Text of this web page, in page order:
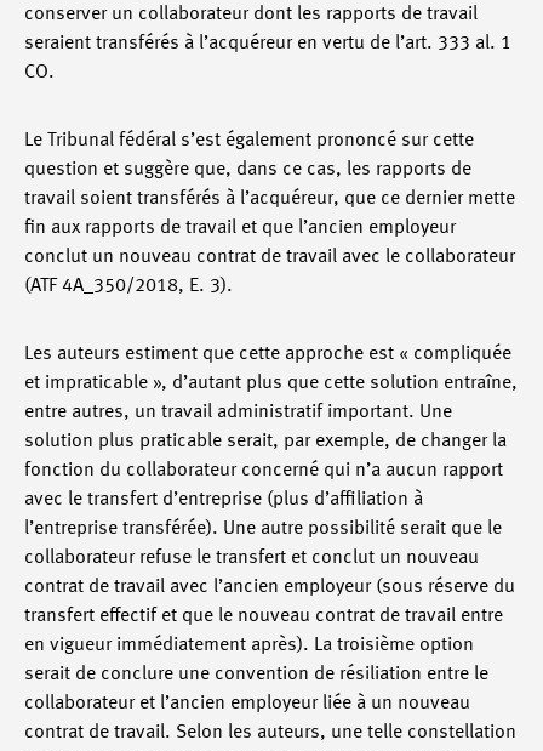
conserver un collaborateur dont les rapports de travail
seraient transférés à l’acquéreur en vertu de l’art. 333 al. 1
CO.
Le Tribunal fédéral s’est également prononcé sur cette
question et suggère que, dans ce cas, les rapports de
travail soient transférés à l’acquéreur, que ce dernier mette
fin aux rapports de travail et que l’ancien employeur
conclut un nouveau contrat de travail avec le collaborateur
(ATF 4A_350/2018, E. 3).
Les auteurs estiment que cette approche est « compliquée
et impraticable », d’autant plus que cette solution entraîne,
entre autres, un travail administratif important. Une
solution plus praticable serait, par exemple, de changer la
fonction du collaborateur concerné qui n’a aucun rapport
avec le transfert d’entreprise (plus d’affiliation à
l’entreprise transférée). Une autre possibilité serait que le
collaborateur refuse le transfert et conclut un nouveau
contrat de travail avec l’ancien employeur (sous réserve du
transfert effectif et que le nouveau contrat de travail entre
en vigueur immédiatement après). La troisième option
serait de conclure une convention de résiliation entre le
collaborateur et l’ancien employeur liée à un nouveau
contrat de travail. Selon les auteurs, une telle constellation